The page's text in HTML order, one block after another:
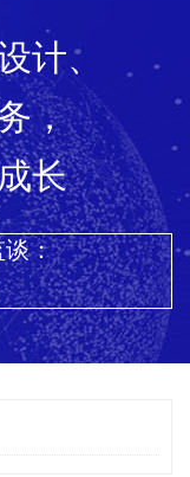
计、
，
长
谈：